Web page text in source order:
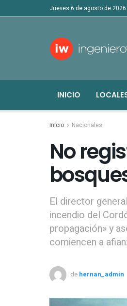
jueves 6 de agosto de 2026
INICIO
Inicio Nacionales
No
El director
incendio del
propagación» y
comiencen a
de hernan_admin